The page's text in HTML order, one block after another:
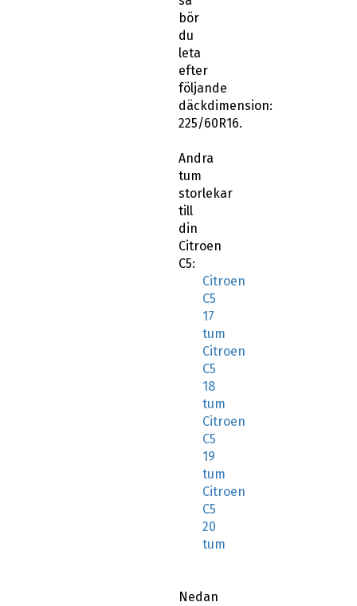
bör
du
leta
efter
följande
däckdimension:
225/60R16.
Andra
tum
storlekar
till
din
Citroen
C5:
Citroen
C5
17
tum
Citroen
C5
18
tum
Citroen
C5
19
tum
Citroen
C5
20
tum
Nedan